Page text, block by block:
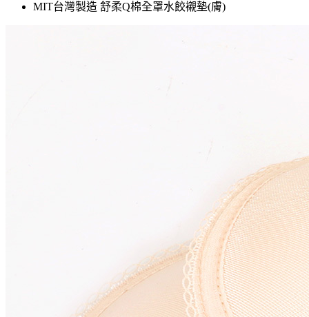
MIT台灣製造 舒柔Q棉全罩水餃襯墊(膚)